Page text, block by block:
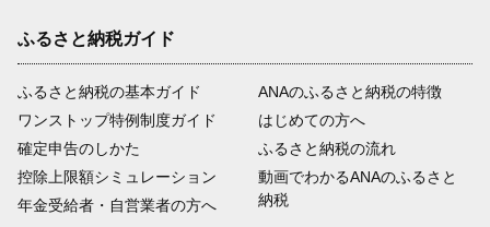
ふるさと納税ガイド
ふるさと納税の基本ガイド
ワンストップ特例制度ガイド
確定申告のしかた
控除上限額シミュレーション
年金受給者・自営業者の方へ
ANAのふるさと納税の特徴
はじめての方へ
ふるさと納税の流れ
動画でわかるANAのふるさと
納税